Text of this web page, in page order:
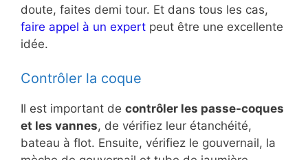
doute, faites demi tour. Et dans tous les cas,
faire appel à un expert peut être une excellente
idée.
Contrôler la coque
Il est important de contrôler les passe-coques
et les vannes, de vérifiez leur étanchéité,
bateau à flot. Ensuite, vérifiez le gouvernail, la